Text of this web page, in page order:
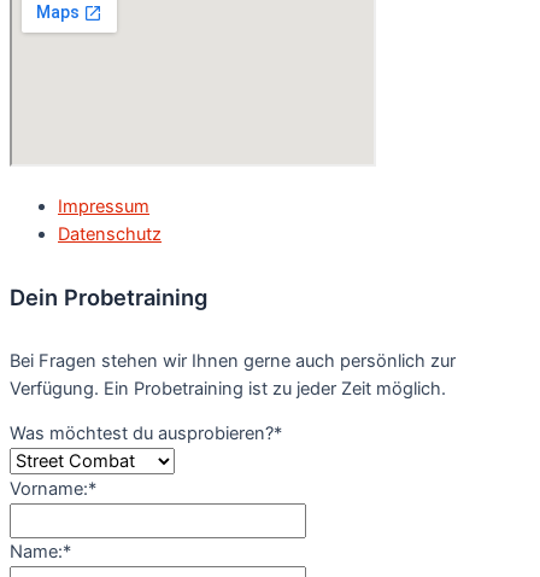
Impressum
Datenschutz
Dein Probetraining
Bei Fragen stehen wir Ihnen gerne auch persönlich zur
Verfügung. Ein Probetraining ist zu jeder Zeit möglich.
Was möchtest du ausprobieren?*
Vorname:*
Name:*